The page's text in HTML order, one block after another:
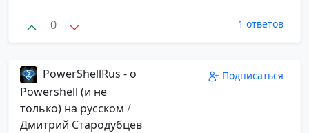
0 1 ответов
PowerShellRus - о
Powershell (и не
только) на русском /
Дмитрий Стародубцев
Подписаться